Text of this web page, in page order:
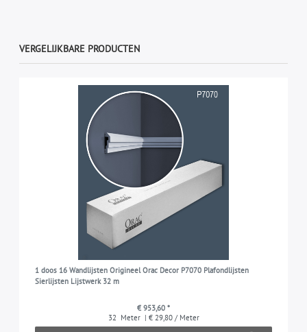
VERGELIJKBARE PRODUCTEN
1 doos 16 Wandlijsten Origineel Orac Decor P7070 Plafondlijsten
Sierlijsten Lijstwerk 32 m
€ 953,60 *
32 Meter | € 29,80 / Meter